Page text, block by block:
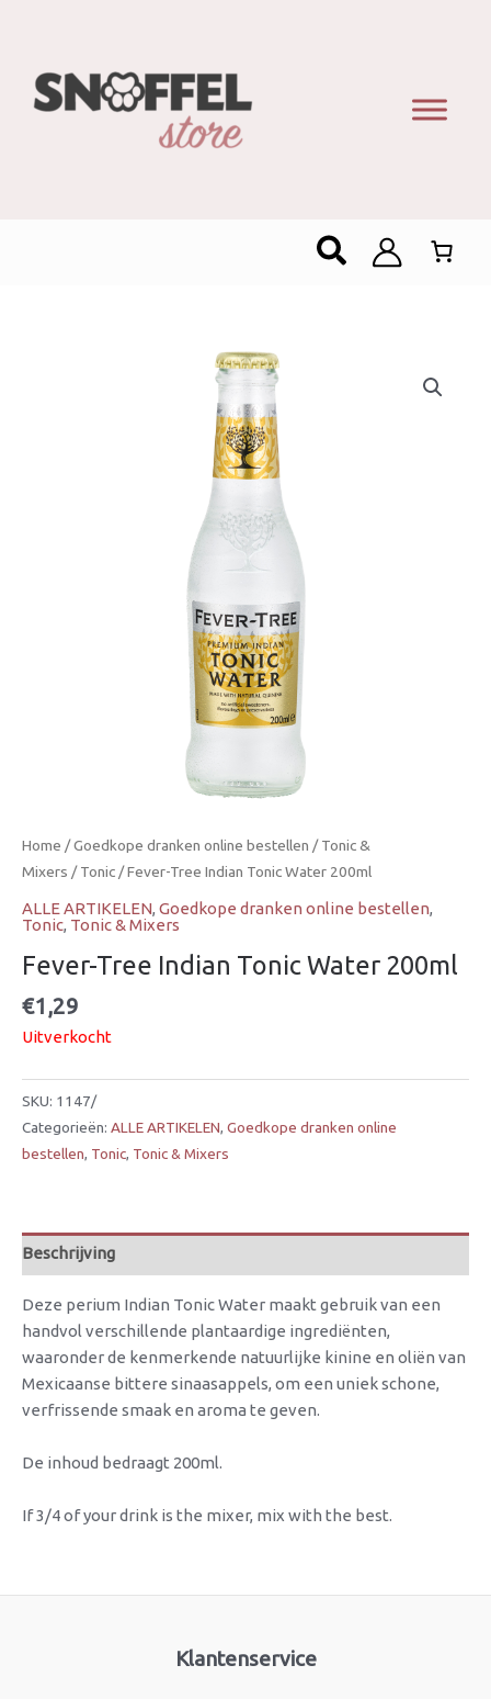
Zoeken
Home /Goedkope dranken online bestellen /Tonic &
Mixers /Tonic / Fever-Tree Indian Tonic Water 200ml
ALLE ARTIKELEN, Goedkope dranken online bestellen,
Tonic, Tonic & Mixers
Fever-Tree Indian Tonic Water 200ml
€1,29
Uitverkocht
SKU: 1147/
Categorieën: ALLE ARTIKELEN, Goedkope dranken online
bestellen, Tonic, Tonic & Mixers
Beschrijving
Deze perium Indian Tonic Water maakt gebruik van een
handvol verschillende plantaardige ingrediënten,
waaronder de kenmerkende natuurlijke kinine en oliën van
Mexicaanse bittere sinaasappels, om een uniek schone,
verfrissende smaak en aroma te geven.
De inhoud bedraagt 200ml.
If 3/4 of your drink is the mixer, mix with the best.
Klantenservice